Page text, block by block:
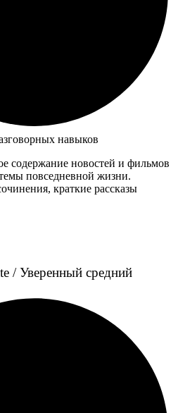
навыков
содержание новостей и фильмов
повседневной жизни.
краткие рассказы
/ Уверенный средний